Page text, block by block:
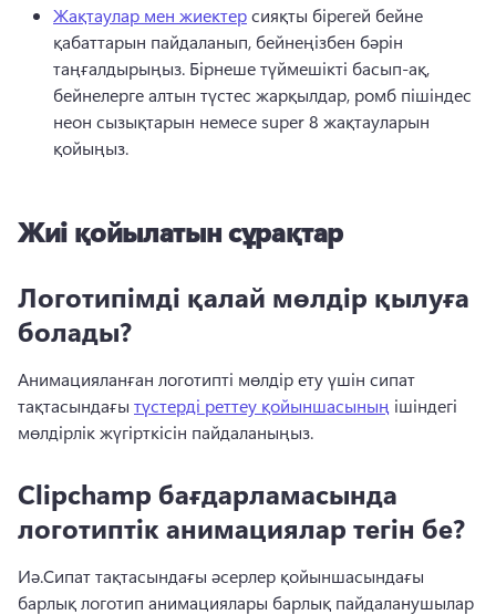
Жақтаулар мен жиектер сияқты бірегей бейне
қабаттарын пайдаланып, бейнеңізбен бәрін
таңғалдырыңыз. Бірнеше түймешікті басып-ақ,
бейнелерге алтын түстес жарқылдар, ромб пішіндес
неон сызықтарын немесе super 8 жақтауларын
қойыңыз.
Жиі қойылатын сұрақтар
Логотипімді қалай мөлдір қылуға
болады?
Анимацияланған логотипті мөлдір ету үшін сипат
тақтасындағы түстерді реттеу қойыншасының ішіндегі
мөлдірлік жүгірткісін пайдаланыңыз.
Clipchamp бағдарламасында
логотиптік анимациялар тегін бе?
Иә.Сипат тақтасындағы әсерлер қойыншасындағы
барлық логотип анимациялары барлық пайдаланушылар